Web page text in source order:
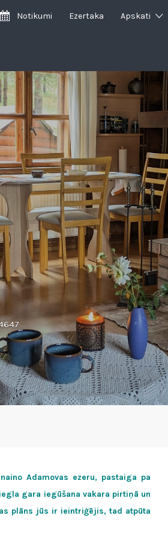
Notikumi Ezertaka Apskati
Adamovas ezeru, pastaiga pa
gara iegūšana vakara pirtiņā un
plāns jūs ir ieintriģējis, tad atpūta